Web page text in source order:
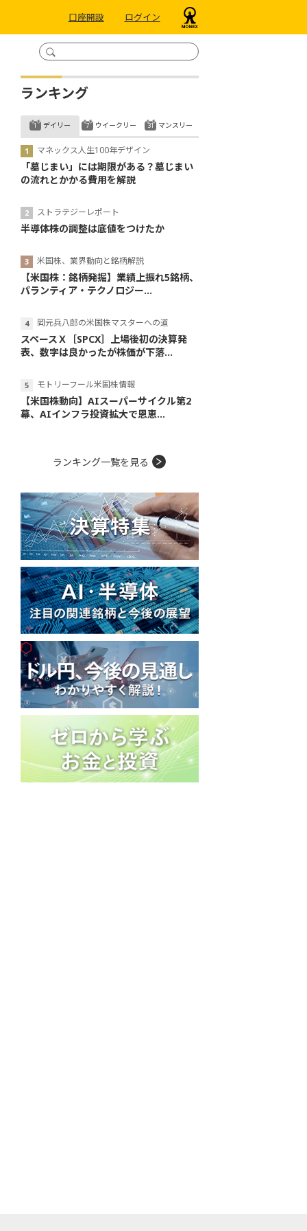
口座開設 ログイン
ランキング
デイリー
マネックス人生100年デザイン
「墓じまい」には期限がある？墓じまい
の流れとかかる費用を解説
ストラテジーレポート
半導体株の調整は底値をつけたか
米国株、業界動向と銘柄解説
【米国株：銘柄発掘】業績上振れ5銘柄、
パランティア・テクノロジー...
岡元兵八郎の米国株マスターへの道
スペースＸ［SPCX］上場後初の決算発
表、数字は良かったが株価が下落...
モトリーフール米国株情報
【米国株動向】AIスーパーサイクル第2
幕、AIインフラ投資拡大で恩恵...
ウイークリー マンスリー
ランキング一覧を見る